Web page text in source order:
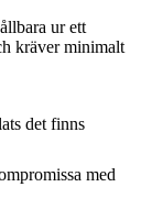
ur ett
kräver minimalt
det finns
med